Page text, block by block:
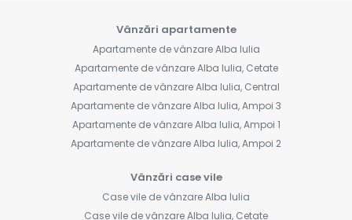
Vânzări apartamente
Apartamente de vânzare Alba Iulia
Apartamente de vânzare Alba Iulia, Cetate
Apartamente de vânzare Alba Iulia, Central
Apartamente de vânzare Alba Iulia, Ampoi 3
Apartamente de vânzare Alba Iulia, Ampoi 1
Apartamente de vânzare Alba Iulia, Ampoi 2
Vânzări case vile
Case vile de vânzare Alba Iulia
Case vile de vânzare Alba Iulia, Cetate